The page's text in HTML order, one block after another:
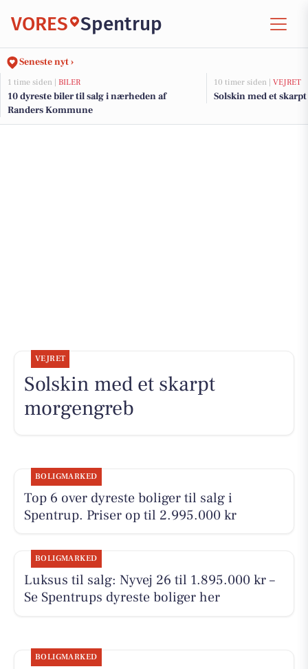
VORES Spentrup
Seneste nyt ›
1 time siden | BILER
10 dyreste biler til salg i nærheden af
Randers Kommune
10 timer siden | VEJRET
Solskin med et
VEJRET
Solskin med et skarpt
morgengreb
BOLIGMARKED
Top 6 over dyreste boliger til salg i
Spentrup. Priser op til 2.995.000 kr
BOLIGMARKED
Luksus til salg: Nyvej 26 til 1.895.000 kr –
Se Spentrups dyreste boliger her
BOLIGMARKED